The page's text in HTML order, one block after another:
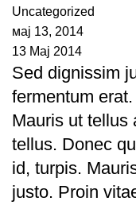
Uncategorized
мај 13, 2014
13 Мај 2014
Sed dignissim
fermentum
Mauris ut tellus
tellus. Donec
id, turpis.
justo. Proin